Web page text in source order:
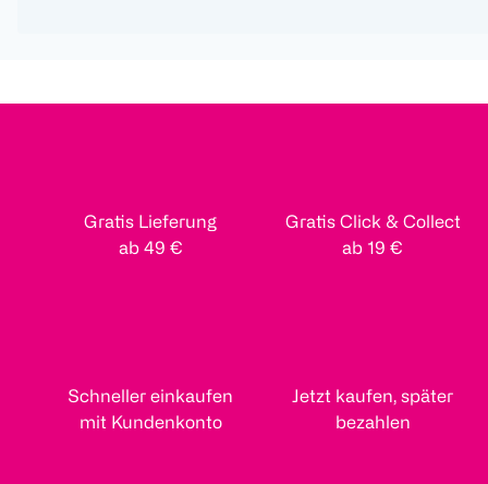
Gratis Lieferung
ab 49 €
Gratis Click & Collect
ab 19 €
Schneller einkaufen
mit Kundenkonto
Jetzt kaufen, später
bezahlen